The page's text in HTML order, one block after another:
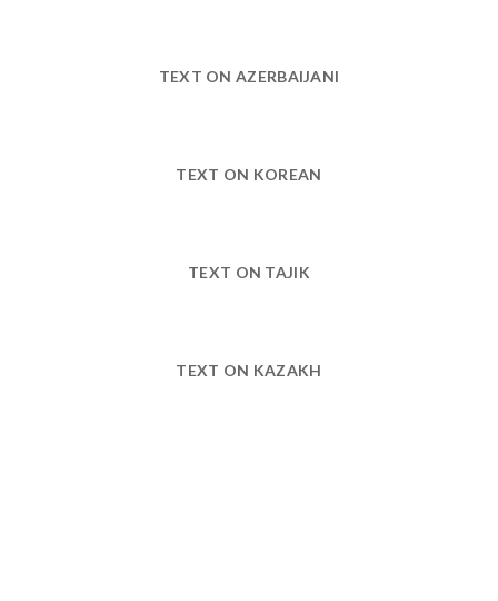
TEXT ON AZERBAIJANI
TEXT ON KOREAN
TEXT ON TAJIK
TEXT ON KAZAKH